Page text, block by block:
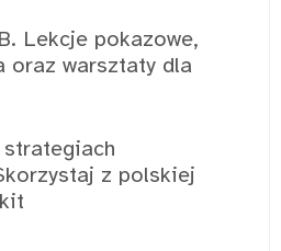
Lekcje pokazowe,
oraz warsztaty dla
z polskiej